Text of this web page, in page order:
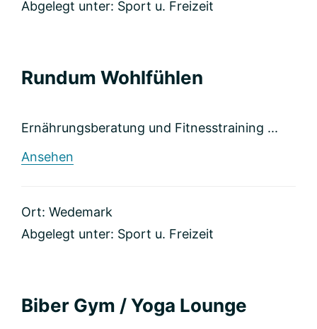
Abgelegt unter: Sport u. Freizeit
Rundum Wohlfühlen
Ernährungsberatung und Fitnesstraining ...
Ansehen
Ort: Wedemark
Abgelegt unter: Sport u. Freizeit
Biber Gym / Yoga Lounge